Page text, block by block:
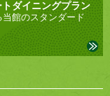
ダイニングプラン
館のスタンダード